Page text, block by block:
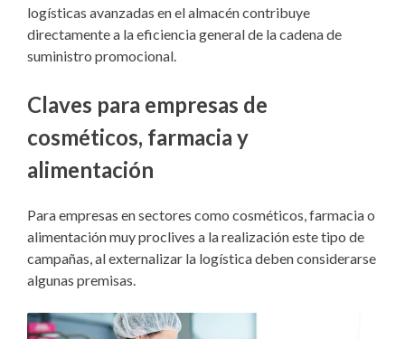
logísticas avanzadas en el almacén contribuye
directamente a la eficiencia general de la cadena de
suministro promocional.
Claves para empresas de
cosméticos, farmacia y
alimentación
Para empresas en sectores como cosméticos, farmacia o
alimentación muy proclives a la realización este tipo de
campañas, al externalizar la logística deben considerarse
algunas premisas.